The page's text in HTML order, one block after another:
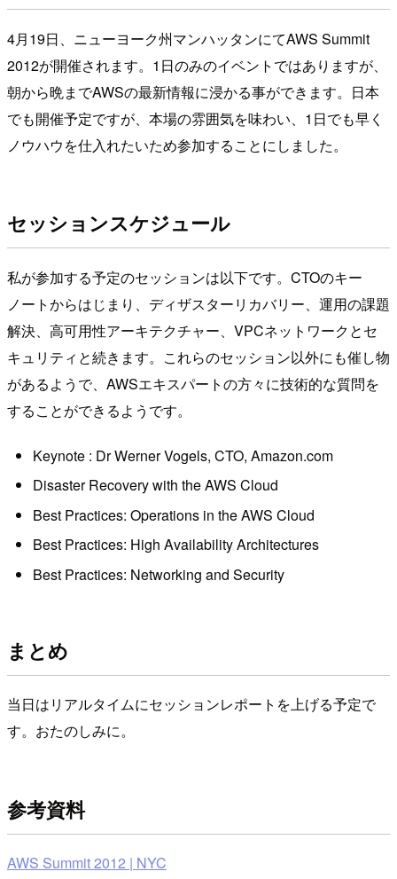
4月19日、ニューヨーク州マンハッタンにてAWS Summit
2012が開催されます。1日のみのイベントではありますが、
朝から晩までAWSの最新情報に浸かる事ができます。日本
でも開催予定ですが、本場の雰囲気を味わい、1日でも早く
ノウハウを仕入れたいため参加することにしました。
セッションスケジュール
私が参加する予定のセッションは以下です。CTOのキー
ノートからはじまり、ディザスターリカバリー、運用の課題
解決、高可用性アーキテクチャー、VPCネットワークとセ
キュリティと続きます。これらのセッション以外にも催し物
があるようで、AWSエキスパートの方々に技術的な質問を
することができるようです。
Keynote : Dr Werner Vogels, CTO, Amazon.com
Disaster Recovery with the AWS Cloud
Best Practices: Operations in the AWS Cloud
Best Practices: High Availability Architectures
Best Practices: Networking and Security
まとめ
当日はリアルタイムにセッションレポートを上げる予定で
す。おたのしみに。
参考資料
AWS Summit 2012 | NYC